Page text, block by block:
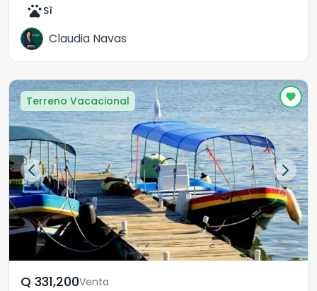
petsSì
Claudia Navas
Terreno Vacacional
Q	331,200Venta